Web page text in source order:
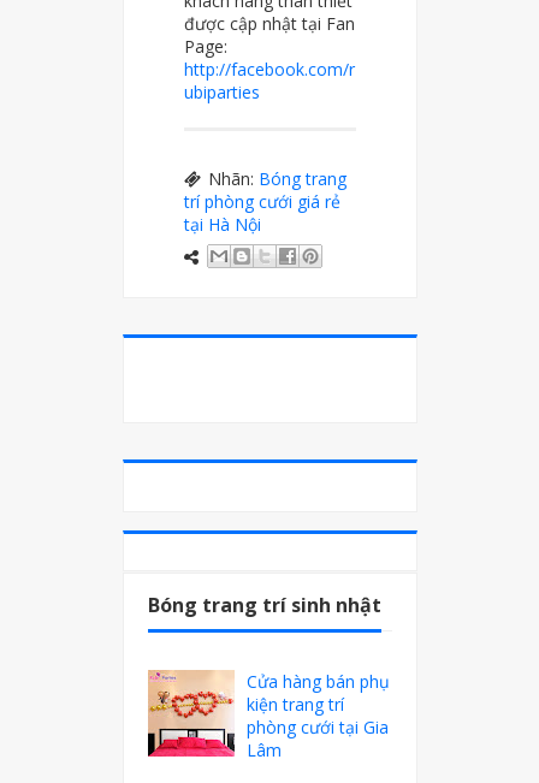
được cập nhật tại Fan
Page:
http://facebook.com/r
ubiparties
Nhãn: Bóng trang
trí phòng cưới giá rẻ
tại Hà Nội
Bóng trang trí sinh nhật
Cửa hàng bán phụ
kiện trang trí
phòng cưới tại Gia
Lâm